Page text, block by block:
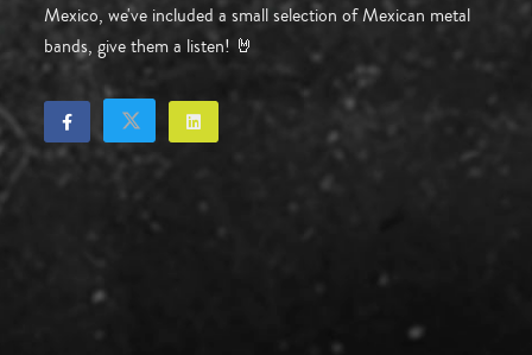
Mexico, we've included a small selection of Mexican metal
bands, give them a listen! 🤘